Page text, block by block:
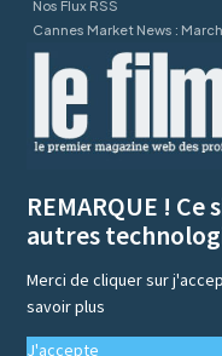
Nos Flux RSS
Cannes Market News :
REMARQUE !
autres
Merci de cliquer sur
savoir plus
J'accepte